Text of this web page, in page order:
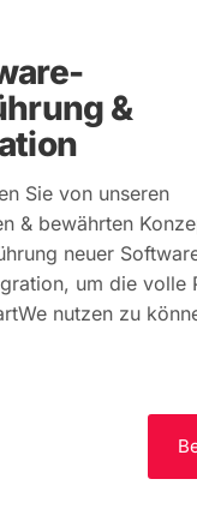
&
Sie von unseren
& bewährten
neuer
um die volle
nutzen zu